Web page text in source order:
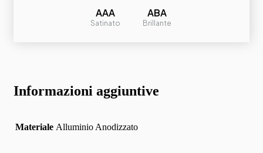
AAA
Satinato
ABA
Brillante
Informazioni aggiuntive
Materiale Alluminio Anodizzato